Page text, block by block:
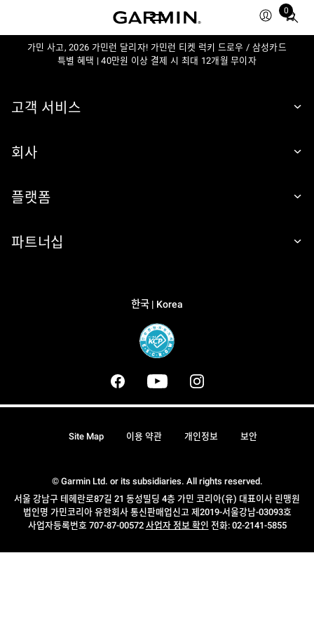
0
Total
in
가민 사고, 2026 가민런 달리자! 가민런 티켓 럭키 드로우 / 삼성카드
특별 혜택 | 40만원 이상 결제 시 최대 12개월 무이자
고객 서비스
회사
플랫폼
파트너십
한국 | Korea
© Garmin Ltd. or its subsidiaries. All rights reserved.
서울 강남구 테헤란로87길 21 동성빌딩 4층 가민 코리아(유) 대표이사 린맹원
법인명 가민코리아 유한회사 통신판매업신고 제2019-서울강남-03093호
사업자등록번호 707-87-00572 사업자 정보 확인 전화: 02-2141-5855
Site Map 이용 약관 개인정보 보안